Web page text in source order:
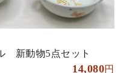
新動物5点セット
14,080円